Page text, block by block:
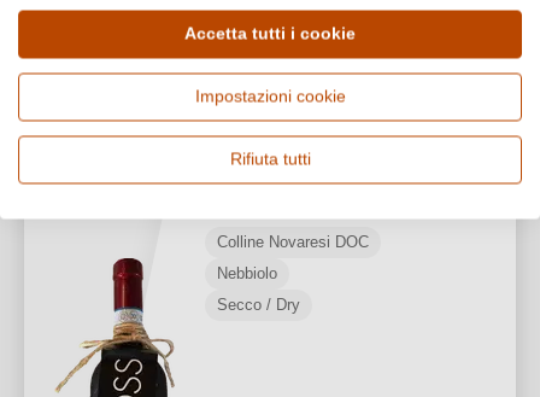
1
VEGANO
Fontechiara
2024 Baloss Nebbiolo
Colline Novaresi DOC
Colline Novaresi DOC
Nebbiolo
Secco / Dry
Accetta tutti i cookie
Impostazioni cookie
Rifiuta tutti